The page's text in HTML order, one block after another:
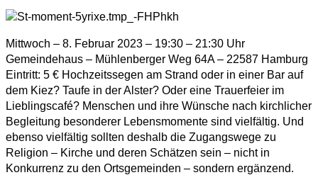
Mittwoch – 8. Februar 2023 – 19:30 – 21:30 Uhr
Gemeindehaus – Mühlenberger Weg 64A – 22587 Hamburg
Eintritt: 5 € Hochzeitssegen am Strand oder in einer Bar auf
dem Kiez? Taufe in der Alster? Oder eine Trauerfeier im
Lieblingscafé? Menschen und ihre Wünsche nach kirchlicher
Begleitung besonderer Lebensmomente sind vielfältig. Und
ebenso vielfältig sollten deshalb die Zugangswege zu
Religion – Kirche und deren Schätzen sein – nicht in
Konkurrenz zu den Ortsgemeinden – sondern ergänzend.